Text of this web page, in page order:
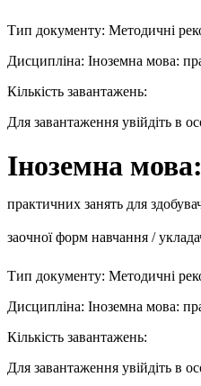
Тип документу: Методичні
Дисципліна: Іноземна мова:
Кількість завантажень:
Для завантаження увійдіть в
Іноземна
практичних занять для
заочної форм навчання /
Тип документу: Методичні
Дисципліна: Іноземна мова:
Кількість завантажень:
Для завантаження увійдіть в